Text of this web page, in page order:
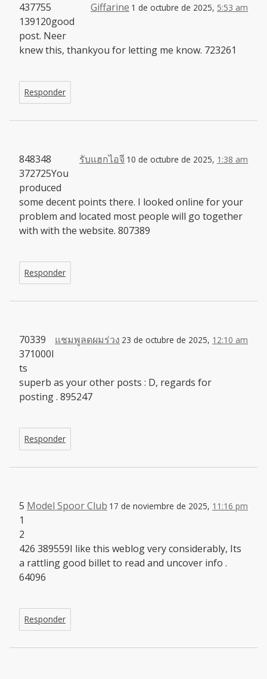
Giffarine 1 de octubre de 2025, 5:53 am
437755
139120good
post. Neer
knew this, thankyou for letting me know. 723261
Responder
รับแฮกไอจี 10 de octubre de 2025, 1:38 am
848348
372725You
produced
some decent points there. I looked online for your
problem and located most people will go together
with with the website. 807389
Responder
แชมพูลดผมร่วง 23 de octubre de 2025, 12:10 am
70339
371000I
ts
superb as your other posts : D, regards for
posting . 895247
Responder
Model Spoor Club 17 de noviembre de 2025, 11:16 pm
5
1
2
426 389559I like this weblog very considerably, Its
a rattling good billet to read and uncover info .
64096
Responder